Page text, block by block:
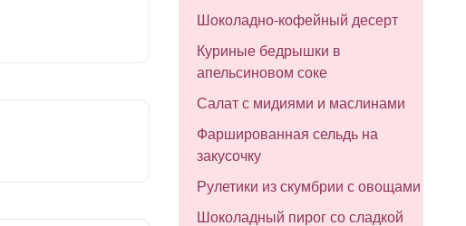
Шоколадно-кофейный десерт
Куриные бедрышки в
апельсиновом соке
Салат с мидиями и маслинами
Фаршированная сельдь на
закусочку
Рулетики из скумбрии с овощами
Шоколадный пирог со сладкой